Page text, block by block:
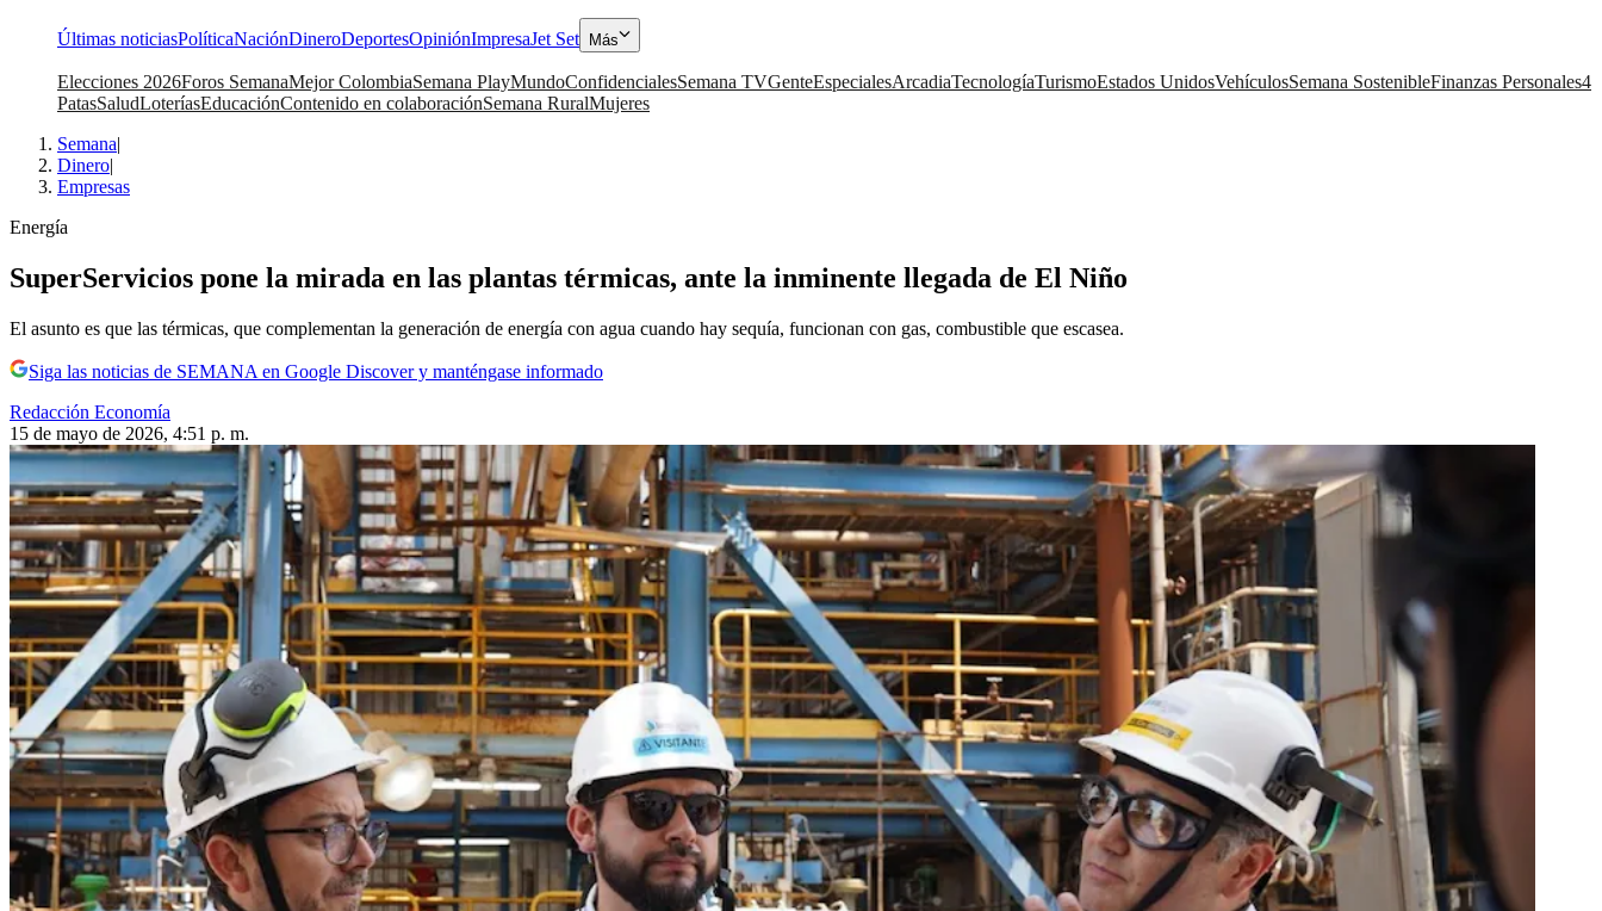
Últimas noticiasPolíticaNaciónDineroDeportesOpiniónImpresaJet Set Más
Elecciones 2026Foros SemanaMejor ColombiaSemana PlayMundoConfidencialesSemana TVGenteEspecialesArcadiaTecnologíaTurismoEstados UnidosVehículosSemana SostenibleFinanzas Personales4
PatasSaludLoteríasEducaciónContenido en colaboraciónSemana RuralMujeres
Semana|
Dinero|
Empresas
Energía
SuperServicios pone la mirada en las plantas térmicas, ante la inminente llegada de El Niño
El asunto es que las térmicas, que complementan la generación de energía con agua cuando hay sequía, funcionan con gas, combustible que escasea.
Siga las noticias de SEMANA en Google Discover y manténgase informado
Redacción Economía
15 de mayo de 2026, 4:51 p. m.